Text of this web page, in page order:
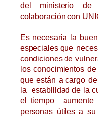
del
ministerio de
colaboración con
Es necesaria la
especiales que
condicionesde
los conocimientos de
que están a cargo de
la
estabilidad de la
el
tiempo aumente
personas útiles a su